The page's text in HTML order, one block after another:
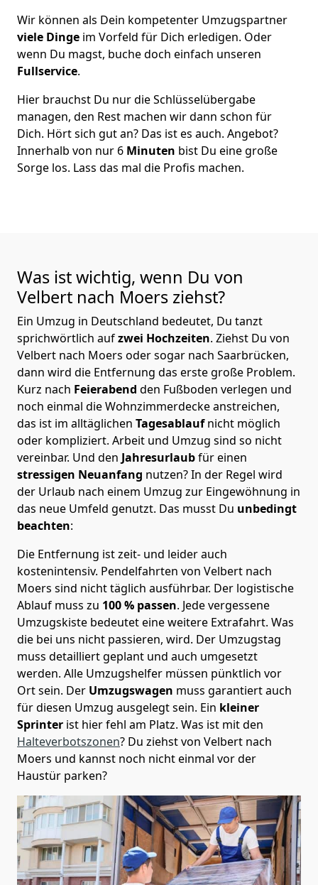
Wir können als Dein kompetenter Umzugspartner
viele Dinge im Vorfeld für Dich erledigen. Oder
wenn Du magst, buche doch einfach unseren
Fullservice.
Hier brauchst Du nur die Schlüsselübergabe
managen, den Rest machen wir dann schon für
Dich. Hört sich gut an? Das ist es auch. Angebot?
Innerhalb von nur 6 Minuten bist Du eine große
Sorge los. Lass das mal die Profis machen.
Was ist wichtig, wenn Du von
Velbert nach Moers ziehst?
Ein Umzug in Deutschland bedeutet, Du tanzt
sprichwörtlich aufzwei Hochzeiten. Ziehst Du von
Velbert nach Moers oder sogar nach Saarbrücken,
dann wird die Entfernung das erste große Problem.
Kurz nach Feierabend den Fußboden verlegen und
noch einmal die Wohnzimmerdecke anstreichen,
das ist im alltäglichen Tagesablaufnicht möglich
oder kompliziert. Arbeit und Umzug sind so nicht
vereinbar. Und den Jahresurlaubfür einen
stressigen Neuanfang nutzen? In der Regel wird
der Urlaub nach einem Umzug zur Eingewöhnung in
das neue Umfeld genutzt. Das musst Du unbedingt
beachten:
Die Entfernung ist zeit- und leider auch
kostenintensiv. Pendelfahrten von Velbert nach
Moers sind nicht täglich ausführbar. Der logistische
Ablauf muss zu 100 % passen. Jede vergessene
Umzugskiste bedeutet eine weitere Extrafahrt. Was
die bei uns nicht passieren, wird. Der Umzugstag
muss detailliert geplant und auch umgesetzt
werden. Alle Umzugshelfer müssen pünktlich vor
Ort sein. Der Umzugswagen muss garantiert auch
für diesen Umzug ausgelegt sein. Ein kleiner
Sprinter ist hier fehl am Platz. Was ist mit den
Halteverbotszonen? Du ziehst von Velbert nach
Moers und kannst noch nicht einmal vor der
Haustür parken?